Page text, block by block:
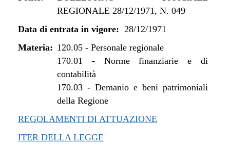
REGIONALE 28/12/1971, N. 049
Data di entrata in vigore: 28/12/1971
Materia: 120.05- Personale regionale
170.01 - Norme finanziarie e di
contabilità
170.03- Demanio e beni patrimoniali
della Regione
REGOLAMENTI DI ATTUAZIONE
ITER DELLA LEGGE